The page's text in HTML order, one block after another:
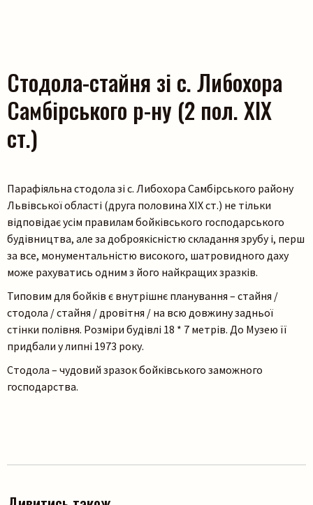
Стодола-стайня зі с. Либохора
Самбірського р-ну (2 пол. ХІХ
ст.)
Парафіяльна стодола зі с. Либохора Самбірського району
Львівської області (друга половина ХІХ ст.) не тільки
відповідає усім правилам бойківського господарського
будівництва, але за доброякісністю складання зрубу і, перш
за все, монументальністю високого, шатровидного даху
може рахуватись одним з його найкращих зразків.
Типовим для бойків є внутрішнє планування – стайня /
стодола / стайня / дровітня / на всю довжину задньої
стінки полівня. Розміри будівлі 18 * 7 метрів. До Музею її
придбали у липні 1973 року.
Стодола – чудовий зразок бойківського заможного
господарства.